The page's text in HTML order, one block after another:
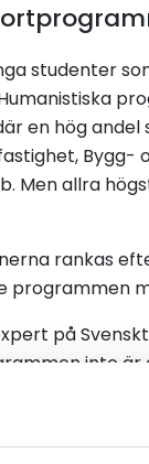
studenter
en hög
Bygg-
Men allra
rankas
programmen
på
inte är
branschen
företagen
i större